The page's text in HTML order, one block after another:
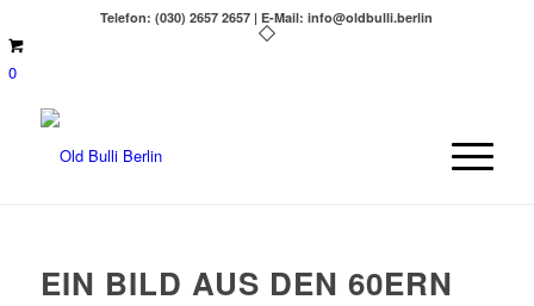
Telefon: (030) 2657 2657 | E-Mail: info@oldbulli.berlin
0
EIN BILD AUS DEN 60ERN